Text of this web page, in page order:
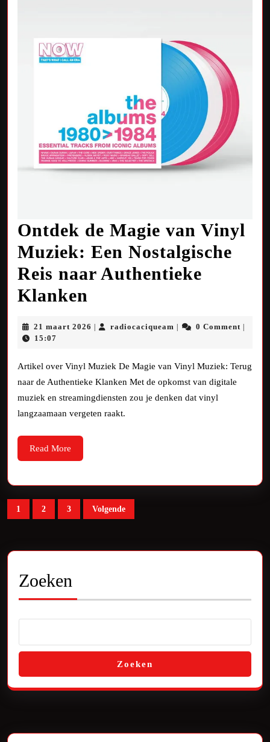
Ontdek de Magie van Vinyl
Muziek: Een Nostalgische
Reis naar Authentieke
Klanken
Magie
van
Vinyl
Muziek:
naar
Authentieke
21 maart 2026 21
| radiocaciqueam radiocaciqueam
| 0 Comment |
15:07
Artikel over Vinyl Muziek De Magie van Vinyl Muziek: Terug
naar de Authentieke Klanken Met de opkomst van digitale
muziek en streamingdiensten zou je denken dat vinyl
langzaamaan vergeten raakt.
Read More
More
Berichten
paginering
1 2 3 Volgende
Zoeken
Zoeken